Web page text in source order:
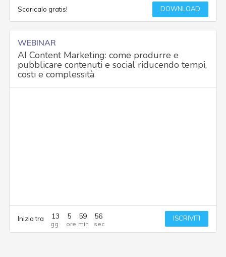
Scaricalo gratis! DOWNLOAD
WEBINAR
AI Content Marketing: come produrre e
pubblicare contenuti e social riducendo tempi,
costi e complessità
Inizia tra 13 5 59 56 ISCRIVITI